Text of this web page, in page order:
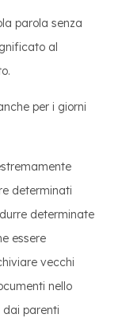
parola senza
al
per i giorni
determinati
determinate
essere
vecchi
nello
dai parenti